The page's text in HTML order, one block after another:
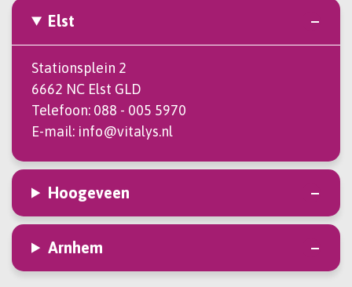
Elst
Stationsplein 2
6662 NC Elst GLD
Telefoon: 088 - 005 5970
E-mail: info@vitalys.nl
Hoogeveen
Arnhem